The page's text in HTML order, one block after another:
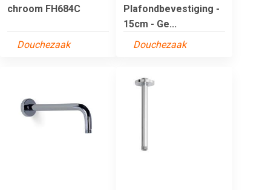
chroom FH684C
Douchezaak
Plafondbevestiging -
15cm - Ge...
Douchezaak